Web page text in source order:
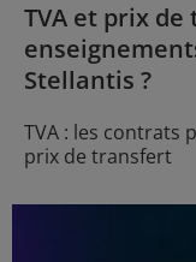
TVA et prix
Stellantis ?
TVA : les contrats
prix de transfert